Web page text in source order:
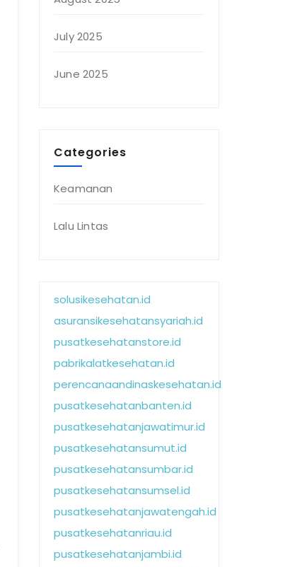
July 2025
June 2025
Categories
Keamanan
Lalu Lintas
solusikesehatan.id
asuransikesehatansyariah.id
pusatkesehatanstore.id
pabrikalatkesehatan.id
perencanaandinaskesehatan.id
pusatkesehatanbanten.id
pusatkesehatanjawatimur.id
pusatkesehatansumut.id
pusatkesehatansumbar.id
pusatkesehatansumsel.id
pusatkesehatanjawatengah.id
pusatkesehatanriau.id
pusatkesehatanjambi.id